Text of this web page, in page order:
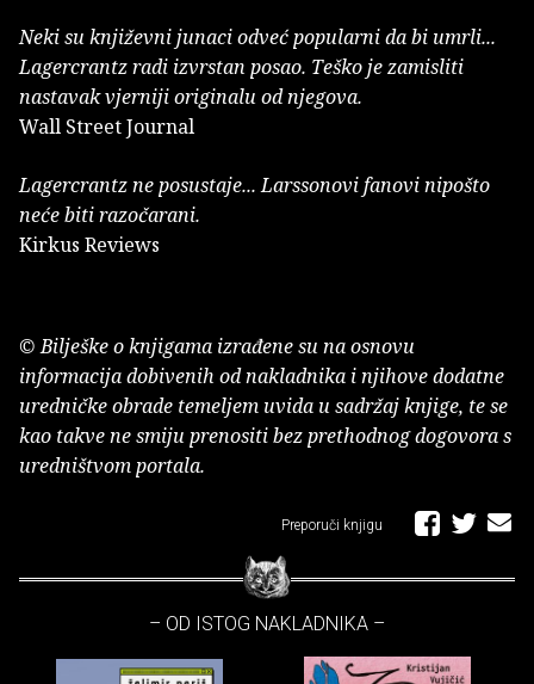
Neki su književni junaci odveć popularni da bi umrli...
Lagercrantz radi izvrstan posao. Teško je zamisliti
nastavak vjerniji originalu od njegova.
Wall Street Journal
Lagercrantz ne posustaje... Larssonovi fanovi nipošto
neće biti razočarani.
Kirkus Reviews
© Bilješke o knjigama izrađene su na osnovu
informacija dobivenih od nakladnika i njihove dodatne
uredničke obrade temeljem uvida u sadržaj knjige, te se
kao takve ne smiju prenositi bez prethodnog dogovora s
uredništvom portala.
Preporuči knjigu
– OD ISTOG NAKLADNIKA –